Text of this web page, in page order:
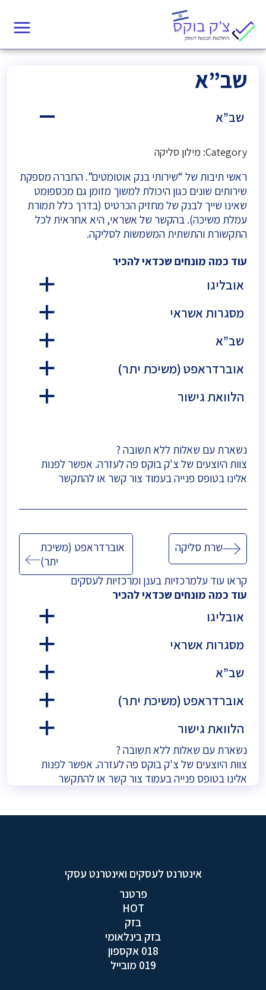
שב”א
A שב”א
Category: מילון סליקה
ראשי תיבות של “שירותי בנק אוטומטים”. החברה מספקת
שירותים שונים כגון היכולת למשוך מזומן גם מכספומט
שאינו שייך לבנק של מחזיק הכרטיס (בדרך כלל תמורת
עמלת משיכה). בהקשר של אשראי, היא אחראית לכל
התקשורת והתשתית המשמשות לסליקה.
עוד כמה מונחים שכדאי להכיר
a
אובליגו
a
מסגרות אשראי
a
שב”א
a
אוברדראפט (משיכת יתר)
a
הלוואת גישור
נשארת עם שאלות ללא תשובה ?
צוות היוצעים של צ'ק בוקס פה לעזרה. אפשר לפנות
אלינו בטופס פנייה בעמוד צור קשר או להתקשר
ניווטשרת סליקה
אוברדראפט (משיכת
יתר)
קראו עוד עלמרכזיות בענן ומרכזיות לעסקים
עוד כמה מונחים שכדאי להכיר
a
אובליגו
a
מסגרות אשראי
a
שב”א
a
אוברדראפט (משיכת יתר)
a
הלוואת גישור
נשארת עם שאלות ללא תשובה ?
צוות היוצעים של צ'ק בוקס פה לעזרה. אפשר לפנות
אלינו בטופס פנייה בעמוד צור קשר או להתקשר
אינטרנט לעסקים ואינטרנט עסקי
פרטנר
HOT
בזק
בזק בינלאומי
018 אקספון
019 מובייל